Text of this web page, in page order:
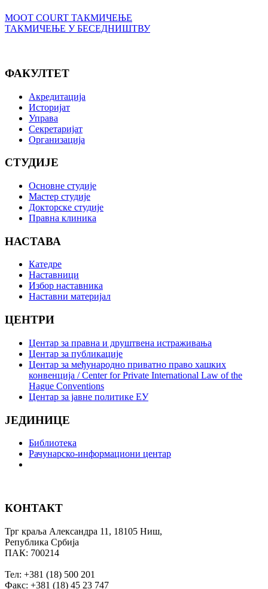
MOOT COURT ТАКМИЧЕЊЕ
ТАКМИЧЕЊЕ У БЕСЕДНИШТВУ
ФАКУЛТЕТ
Акредитација
Историјат
Управа
Секретаријат
Организација
СТУДИЈЕ
Основне студије
Мастер студије
Докторске студије
Правна клиника
НАСТАВА
Катедре
Наставници
Избор наставника
Наставни материјал
ЦЕНТРИ
Центар за правна и друштвена истраживања
Центар за публикације
Центар за међународно приватно право хашких
конвенција / Center for Private International Law of the
Hague Conventions
Центар за јавне политике ЕУ
ЈЕДИНИЦЕ
Библиотека
Рачунарско-информациони центар
КОНТАКТ
Трг краља Александра 11, 18105 Ниш,
Република Србија
ПАК: 700214
Тел: +381 (18) 500 201
Факс: +381 (18) 45 23 747